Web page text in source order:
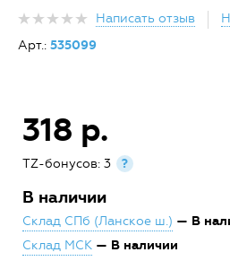
Написать отзыв
Арт.: 535099
318 р.
TZ-бонусов: 3 ?
В наличии
Склад СПб (Ланское ш.) — В
Склад МСК — В наличии